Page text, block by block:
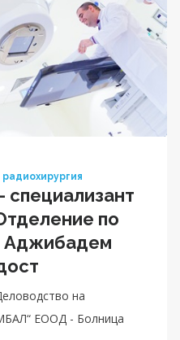
специализант
по
Аджибадем
на
ЕООД - Болница